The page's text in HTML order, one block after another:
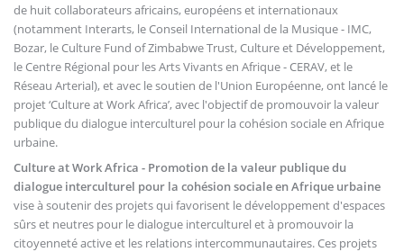
de huit collaborateurs africains, européens et internationaux
(notamment Interarts, le Conseil International de la Musique - IMC,
Bozar, le Culture Fund of Zimbabwe Trust, Culture et Développement,
le Centre Régional pour les Arts Vivants en Afrique - CERAV, et le
Réseau Arterial), et avec le soutien de l'Union Européenne, ont lancé le
projet ‘Culture at Work Africa’, avec l'objectif de promouvoir la valeur
publique du dialogue interculturel pour la cohésion sociale en Afrique
urbaine.
Culture at Work Africa - Promotion de la valeur publique du
dialogue interculturel pour la cohésion sociale en Afrique urbaine
vise à soutenir des projets qui favorisent le développement d'espaces
sûrs et neutres pour le dialogue interculturel et à promouvoir la
citoyenneté active et les relations intercommunautaires. Ces projets